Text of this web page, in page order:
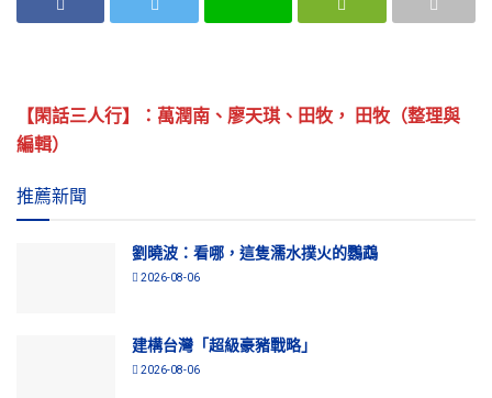
【閑話三人行】：萬潤南、廖天琪、田牧， 田牧（整理與
編輯）
推薦新聞
劉曉波：看哪，這隻濡水撲火的鸚鵡
2026-08-06
建構台灣「超級豪豬戰略」
2026-08-06